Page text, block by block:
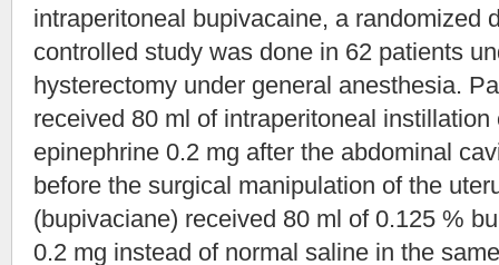
intraperitoneal bupivacaine, a randomized
controlled study was done in 62 patients
hysterectomy under general anesthesia.
received 80 ml of intraperitoneal
epinephrine 0.2 mg after the abdominal
before the surgical manipulation of the
(bupivaciane) received 80 ml of 0.125 %
0.2 mg instead of normal saline in the